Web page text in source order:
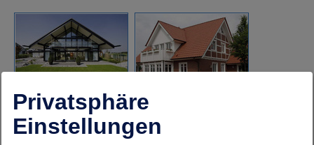
HUF Haus
Musterhaus Hannover Hausnummer 11
Kampa Haus
Privatsphäre
Einstellungen